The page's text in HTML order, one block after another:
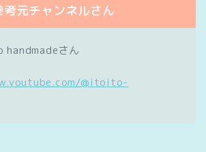
考元チャンネルさん
さん
@itoito-